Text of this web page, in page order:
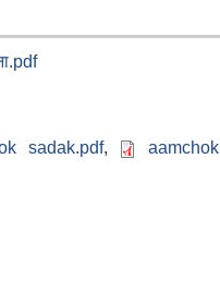
sadak.pdf,